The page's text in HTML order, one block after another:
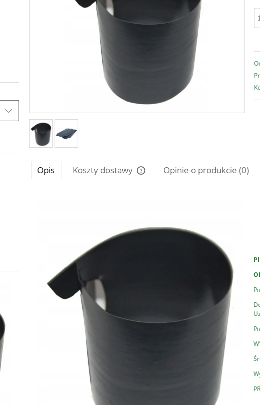
Opis Koszty dostawy Opinie o produkcie (0)